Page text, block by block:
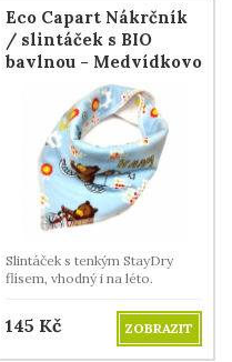
Eco Capart Nákrčník
/ slintáček s BIO
bavlnou - Medvídkovo
Slintáček s tenkým StayDry
flísem, vhodný i na léto.
145 Kč ZOBRAZIT